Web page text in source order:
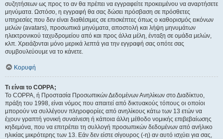
συζητήσεων ως προς το αν θα πρέπει να εγγραφείτε προκειμένου να αναρτήσετε
μηνύματα. Ωστόσο, η εγγραφή θα σας δώσει πρόσβαση σε πρόσθετες
υπηρεσίες που δεν είναι διαθέσιμες σε επισκέπτες όπως ο καθορισμός εικόνων
μελών (avatars), προσωπικά μηνύματα, αποστολή και λήψη μηνυμάτων
ηλεκτρονικού ταχυδρομείου από και προς άλλα μέλη, ένταξη σε ομάδα μελών,
κλπ. Χρειάζονται μόνο μερικά λεπτά για την εγγραφή σας οπότε σας
συμβουλεύουμε να το κάνετε.
Κορυφή
Τι είναι το COPPA;
Το COPPA, ή Προστασία Προσωπικών Δεδομένων Ανηλίκων στο Διαδίκτυο,
πράξη του 1998, είναι νόμος που απαιτεί από δικτυακούς τόπους οι οποίοι
μπορούν να συλλέγουν πληροφορίες από ανηλίκους κάτω των 13 ετών να
έχουν γραπτή γονική συναίνεση ή κάποια άλλη μέθοδο νομικής επιβεβαίωσης
κηδεμόνα, που να επιτρέπει τη συλλογή προσωπικών δεδομένων από ανήλικο
ηλικίας μικρότερης των 13. Εάν δεν είστε σίγουρος (-η) αν αυτό ισχύει για σας,